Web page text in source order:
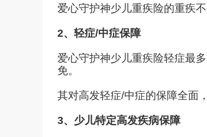
爱心守护神少儿重疾险的重疾
2、轻症/中症保障
爱心守护神少儿重疾险轻症最
免。
其对高发轻症/中症的保障全面
3、少儿特定高发疾病保障